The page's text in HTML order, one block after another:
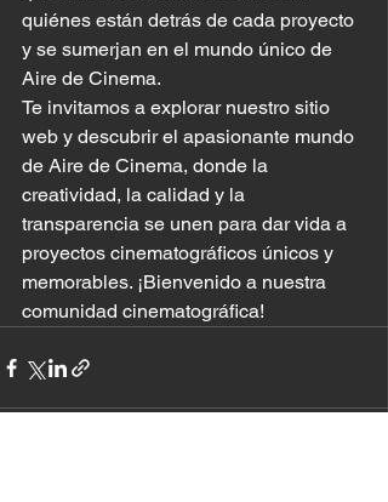
quiénes están detrás de cada proyecto
y se sumerjan en el mundo único de
Aire de Cinema.
Te invitamos a explorar nuestro sitio
web y descubrir el apasionante mundo
de Aire de Cinema, donde la
creatividad, la calidad y la
transparencia se unen para dar vida a
proyectos cinematográficos únicos y
memorables. ¡Bienvenido a nuestra
comunidad cinematográfica!